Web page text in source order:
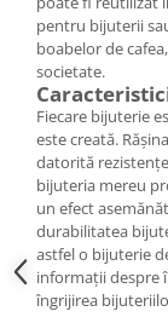
Bijuterii din lemn
Colier / Pandantiv
Cercei
Set bijuterii
Brățară
Bijuterii fără
Brățară
Bijuterii - Alte
Suport bijuterii
pentru bijuterii
boabelor de
societate.
Fiecare bijuterie
este creată.
datorită
bijuteria mereu
un efect
durabilitatea
astfel o bijuterie
informații despre
îngrijirea